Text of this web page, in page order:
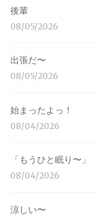
後輩
08/05/2026
出張だ〜
08/05/2026
始まったよっ！
08/04/2026
「もうひと眠り〜」
08/04/2026
涼しい〜